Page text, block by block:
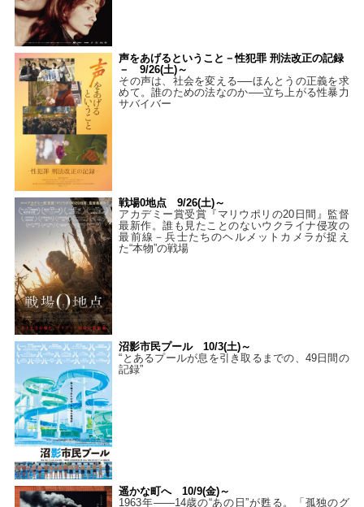
声をあげるということ－性犯罪 刑法改正の記録
－ 9/26(土)～
その声は、社会を変える──ほんとうの正義を求
めて。誰のための法なのか──立ち上がる性暴力
サバイバー
戦場0地点 9/26(土)～
アカデミー賞受賞『マリウポリの20日間』監督
最新作。誰も見たことのないウクライナ侵攻の
最前線－兵士たちのヘルメットカメラが捉え
た“本物”の戦場
沼影市民プール 10/3(土)～
“とあるプールが息を引き取るまでの、49日間の
記録”
遥かな町へ 10/9(金)～
1963年――14歳の“あの日”が甦る。「孤独のグ